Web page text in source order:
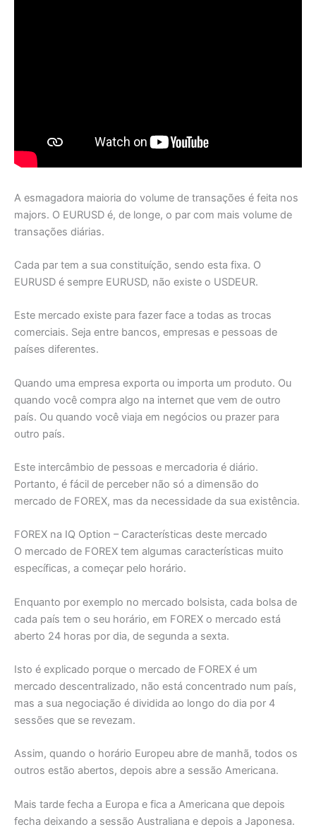
A esmagadora maioria do volume de transações é feita nos
majors. O EURUSD é, de longe, o par com mais volume de
transações diárias.
Cada par tem a sua constituíção, sendo esta fixa. O
EURUSD é sempre EURUSD, não existe o USDEUR.
Este mercado existe para fazer face a todas as trocas
comerciais. Seja entre bancos, empresas e pessoas de
países diferentes.
Quando uma empresa exporta ou importa um produto. Ou
quando você compra algo na internet que vem de outro
país. Ou quando você viaja em negócios ou prazer para
outro país.
Este intercâmbio de pessoas e mercadoria é diário.
Portanto, é fácil de perceber não só a dimensão do
mercado de FOREX, mas da necessidade da sua existência.
FOREX na IQ Option – Características deste mercado
O mercado de FOREX tem algumas características muito
específicas, a começar pelo horário.
Enquanto por exemplo no mercado bolsista, cada bolsa de
cada país tem o seu horário, em FOREX o mercado está
aberto 24 horas por dia, de segunda a sexta.
Isto é explicado porque o mercado de FOREX é um
mercado descentralizado, não está concentrado num país,
mas a sua negociação é dividida ao longo do dia por 4
sessões que se revezam.
Assim, quando o horário Europeu abre de manhã, todos os
outros estão abertos, depois abre a sessão Americana.
Mais tarde fecha a Europa e fica a Americana que depois
fecha deixando a sessão Australiana e depois a Japonesa.